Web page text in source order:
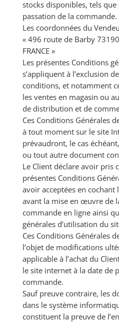
stocks disponibles, tels que
passation de la commande.
Les coordonnées du
« 496 route de Barby 73190
FRANCE »
Les présentes Conditions
s’appliquent à l’exclusion
conditions, et notamment
les ventes en magasin ou
de distribution et de
Ces Conditions Générales
à tout moment sur le site
prévaudront, le cas
ou tout autre document
Le Client déclare avoir pris
présentes Conditions
avoir acceptées en cochant
avant la mise en œuvre de
commande en ligne ainsi
générales d’utilisation du
Ces Conditions Générales
l’objet de modifications
applicable à l’achat du
le site internet à la date de
commande.
Sauf preuve contraire, les
dans le système
constituent la preuve de